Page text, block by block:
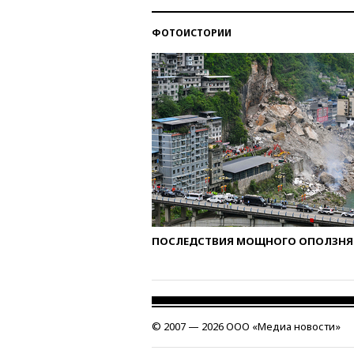
ФОТОИСТОРИИ
ПОСЛЕДСТВИЯ МОЩНОГО ОПОЛЗНЯ
© 2007 — 2026 ООО «Медиа новости»